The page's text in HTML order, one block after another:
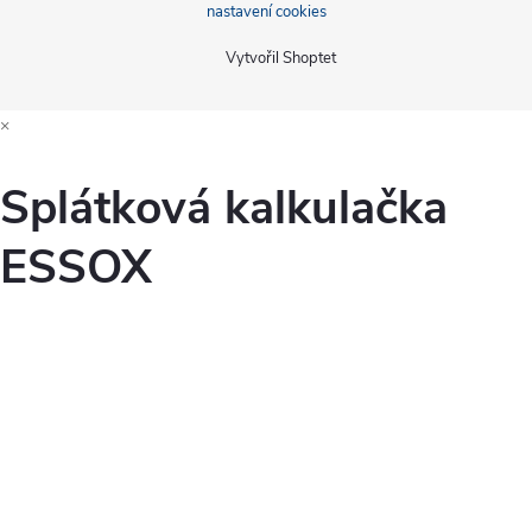
Vytvořil Shoptet
nastavení cookies
×
Splátková kalkulačka
ESSOX